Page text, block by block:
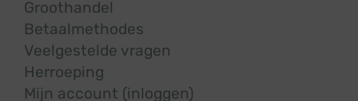
Groothandel
Betaalmethodes
Veelgestelde vragen
Herroeping
Mijn account (inloggen)